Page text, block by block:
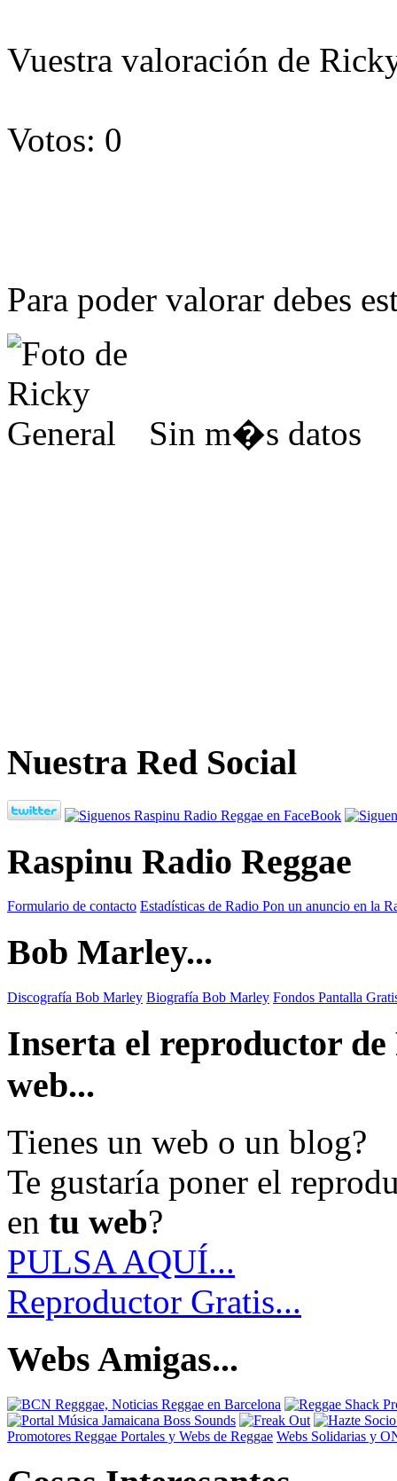
Vuestra valoración de
Votos: 0
Para poder valorar debes
Sin m�s datos
Nuestra Red Social
Raspinu Radio Reggae
Formulario de contacto Estadísticas de Radio Pon un anuncio en la
Bob Marley...
Discografía Bob Marley Biografía Bob Marley Fondos Pantalla
Inserta el reproductor de
web...
Tienes un web o un blog?
Te gustaría poner el
en tu web?
PULSA AQUÍ...
Reproductor Gratis...
Webs Amigas...
Promotores Reggae Portales y Webs de Reggae Webs Solidarias y